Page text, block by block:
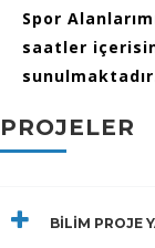
Spor
saatler
PROJELER
BİLİM PROJE